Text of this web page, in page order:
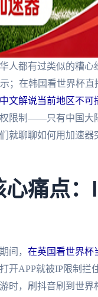
人都有过类似的糟心
；在韩国看世界杯
文解说当前地区不可
限制——只有中国大
就聊聊如何用加速
痛点：
间， 在英国看世界杯
APP就被IP限制拦
时，刷抖音刷到世界